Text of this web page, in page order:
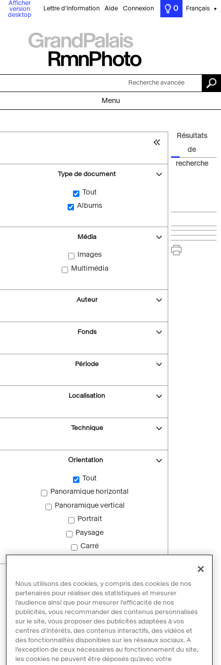
Afficher
version
desktop
Lettre d'information Aide Connexion 0 Français ▼
Recherche avancée
Menu
Type de document
Tout
Albums
Média
Images
Multimédia
Auteur
Fonds
Période
Localisation
Technique
Orientation
Tout
Panoramique horizontal
Panoramique vertical
Portrait
Paysage
Carré
Images sans droit d'auteur
Réinitialiser les filtres
Résultats
de
recherche
Nous utilisons des cookies, y compris des cookies de nos
partenaires pour réaliser des statistiques et mesurer
l’audience ainsi que pour mesurer l’efficacité de nos
publicités, vous recommander des contenus personnalisés
sur le site, vous proposer des publicités adaptées à vos
centres d'intérêts, des contenus interactifs, des vidéos et
des fonctionnalités disponibles sur les réseaux sociaux. A
l’exception de ceux nécessaires au fonctionnement du site,
les cookies ne peuvent être déposés qu’avec votre